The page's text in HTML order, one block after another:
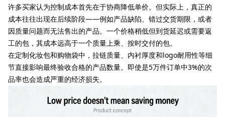
许多买家认为控制成本首先在于协商降低单价。但实际上，真正的
成本往往出现在后续阶段——例如产品缺陷、错过交货期限，或者
因质量问题而无法售出的产品。一个价格稍低但到货延迟或需要返
工的包，其成本远高于一个质量上乘、按时交付的包。
在定制化妆包和购物袋中，拉链质量、内衬厚度和logo耐用性等细
节直接影响最终验收合格的产品数量。即使是5万件订单中3%的次
品率也会造成严重的经济损失。